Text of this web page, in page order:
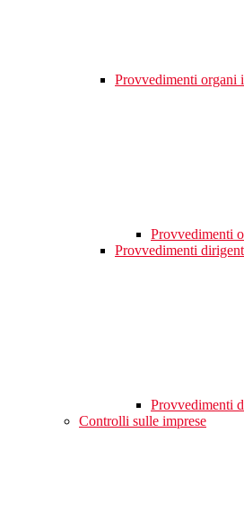
Provvedimenti organi
Provvedimenti
Provvedimenti
Provvedimenti
Controlli sulle imprese